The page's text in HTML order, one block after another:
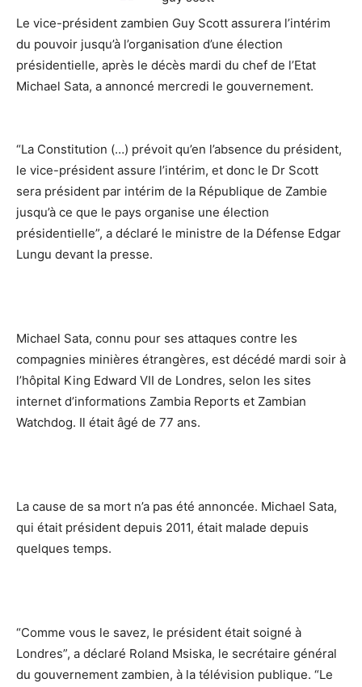
Le vice-président zambien Guy Scott assurera l’intérim
du pouvoir jusqu’à l’organisation d’une élection
présidentielle, après le décès mardi du chef de l’Etat
Michael Sata, a annoncé mercredi le gouvernement.
“La Constitution (…) prévoit qu’en l’absence du président,
le vice-président assure l’intérim, et donc le Dr Scott
sera président par intérim de la République de Zambie
jusqu’à ce que le pays organise une élection
présidentielle”, a déclaré le ministre de la Défense Edgar
Lungu devant la presse.
Michael Sata, connu pour ses attaques contre les
compagnies minières étrangères, est décédé mardi soir à
l’hôpital King Edward VII de Londres, selon les sites
internet d’informations Zambia Reports et Zambian
Watchdog. Il était âgé de 77 ans.
La cause de sa mort n’a pas été annoncée. Michael Sata,
qui était président depuis 2011, était malade depuis
quelques temps.
“Comme vous le savez, le président était soigné à
Londres”, a déclaré Roland Msiska, le secrétaire général
du gouvernement zambien, à la télévision publique. “Le